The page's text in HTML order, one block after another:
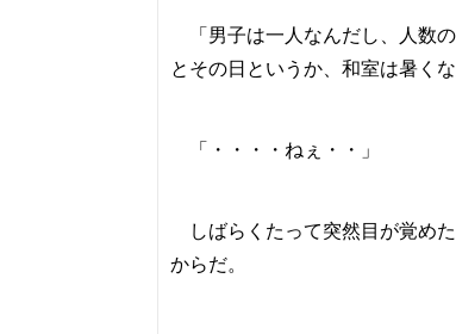
「男子は一人なんだし、人数
とその日というか、和室は暑く
「・・・・ねぇ・・」
しばらくたって突然目が覚め
からだ。